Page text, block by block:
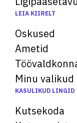
LEIA KIIRELT
Oskused
Ametid
Minu valikud
KASULIKUD LINGID
Kutsekoda